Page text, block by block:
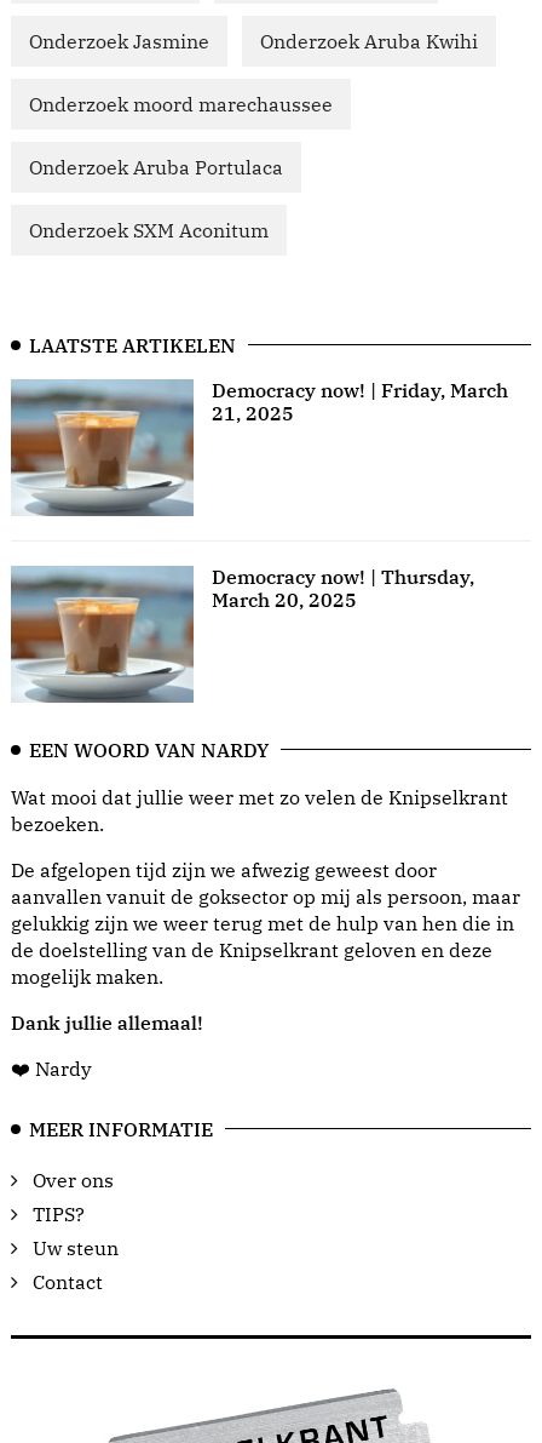
Onderzoek Jasmine Onderzoek Aruba Kwihi
Onderzoek moord marechaussee
Onderzoek Aruba Portulaca
Onderzoek SXM Aconitum
LAATSTE ARTIKELEN
Democracy now! | Friday, March
21, 2025
Democracy now! | Thursday,
March 20, 2025
EEN WOORD VAN NARDY
Wat mooi dat jullie weer met zo velen de Knipselkrant
bezoeken.
De afgelopen tijd zijn we afwezig geweest door
aanvallen vanuit de goksector op mij als persoon, maar
gelukkig zijn we weer terug met de hulp van hen die in
de doelstelling van de Knipselkrant geloven en deze
mogelijk maken.
Dank jullie allemaal!
❤️ Nardy
MEER INFORMATIE
Over ons
TIPS?
Uw steun
Contact